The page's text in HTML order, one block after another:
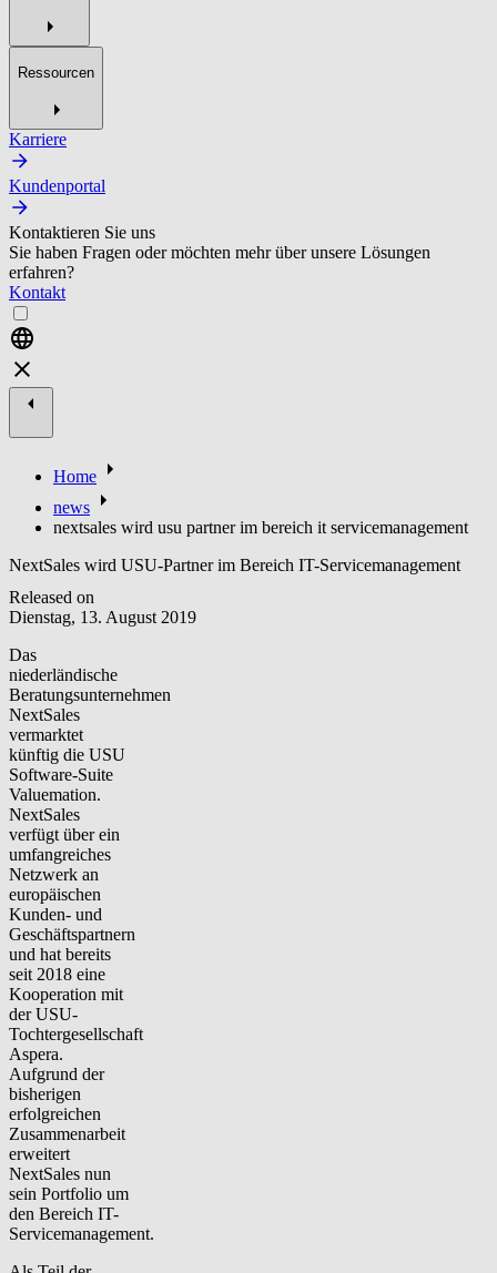
Ressourcen
Karriere
Kundenportal
Kontaktieren Sie uns
Sie haben Fragen oder möchten mehr über unsere Lösungen
erfahren?
Kontakt
Home
news
nextsales wird usu partner im bereich it servicemanagement
NextSales wird USU-Partner im Bereich IT-Servicemanagement
Released on
Dienstag, 13. August 2019
Das
niederländische
Beratungsunternehmen
NextSales
vermarktet
künftig die USU
Software-Suite
Valuemation.
NextSales
verfügt über ein
umfangreiches
Netzwerk an
europäischen
Kunden- und
Geschäftspartnern
und hat bereits
seit 2018 eine
Kooperation mit
der USU-
Tochtergesellschaft
Aspera.
Aufgrund der
bisherigen
erfolgreichen
Zusammenarbeit
erweitert
NextSales nun
sein Portfolio um
den Bereich IT-
Servicemanagement.